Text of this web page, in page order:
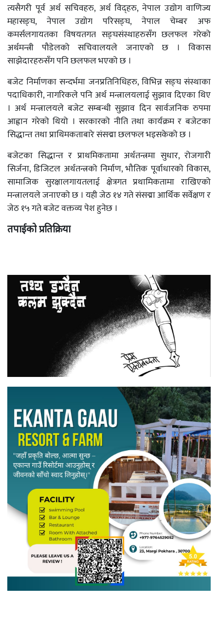
त्यसैगरी पूर्व अर्थ सचिवहरु, अर्थ विद्हरु, नेपाल उद्योग वाणिज्य
महासङ्घ, नेपाल उद्योग परिसङ्घ, नेपाल चेम्बर अफ
कमर्सलगायतका विषयतगत सङ्घसंस्थाहरुसँग छलफल गरेको
अर्थमन्त्री पौडेलको सचिवालयले जनाएको छ । विकास
साझेदारहरुसँग पनि छलफल भएको छ ।
बजेट निर्माणका सन्दर्भमा जनप्रतिनिधिहरु, विभिन्न सङ्घ संस्थाका
पदाधिकारी, नागरिकले पनि अर्थ मन्त्रालयलाई सुझाव दिएका थिए
। अर्थ मन्त्रालयले बजेट सम्बन्धी सुझाव दिन सार्वजनिक रुपमा
आह्वान गरेको थियो । सरकारको नीति तथा कार्यक्रम र बजेटका
सिद्धान्त तथा प्राथिमकताबारे संसद्मा छलफल भइसकेको छ ।
बजेटका सिद्धान्त र प्राथमिकतामा अर्थतन्त्रमा सुधार, रोजगारी
सिर्जना, डिजिटल अर्थतन्त्रको निर्माण, भौतिक पूर्वाधारको विकास,
सामाजिक सुरक्षालगायतलाई क्षेत्रगत प्रथामिकतामा राखिएको
मन्त्रालयले जनाएको छ । यही जेठ १४ गते संसद्मा आर्थिक सर्वेक्षण र
जेठ १५ गते बजेट वक्तव्य पेश हुनेछ ।
तपाईको प्रतिक्रिया